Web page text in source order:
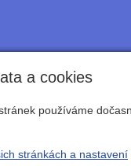
a cookies
používáme
stránkách a nastavení